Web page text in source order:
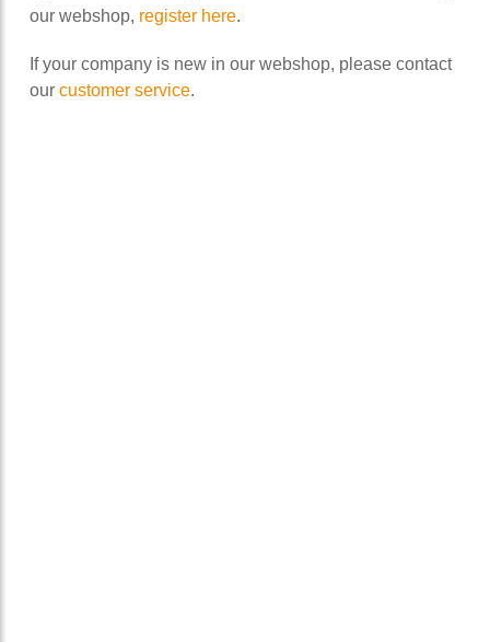
our webshop, register here.
If your company is new in our webshop, please contact
our customer service.